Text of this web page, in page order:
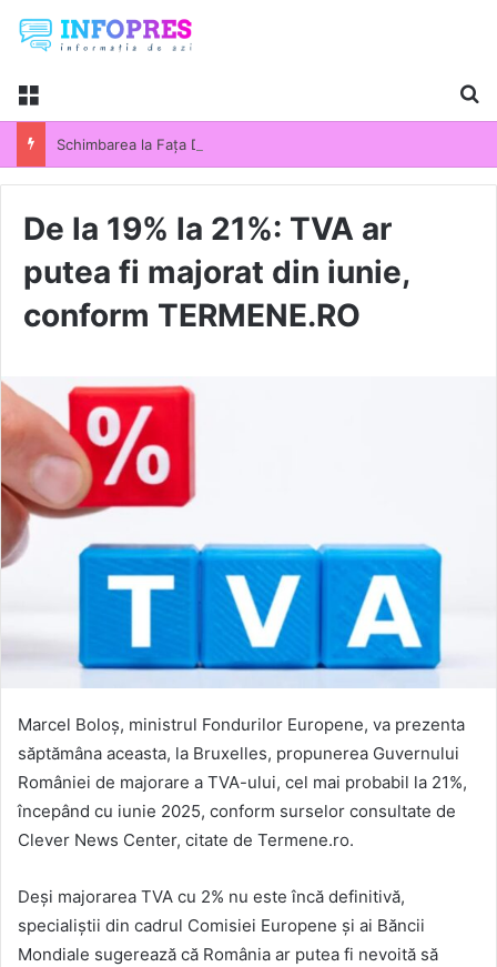
Menu
De la 19% la 21%: TVA ar
putea fi majorat din iunie,
conform TERMENE.RO
Marcel Boloș, ministrul Fondurilor Europene, va prezenta
săptămâna aceasta, la Bruxelles, propunerea Guvernului
României de majorare a TVA-ului, cel mai probabil la 21%,
începând cu iunie 2025, conform surselor consultate de
Clever News Center, citate de Termene.ro.
Deși majorarea TVA cu 2% nu este încă definitivă,
specialiștii din cadrul Comisiei Europene și ai Băncii
Mondiale sugerează că România ar putea fi nevoită să